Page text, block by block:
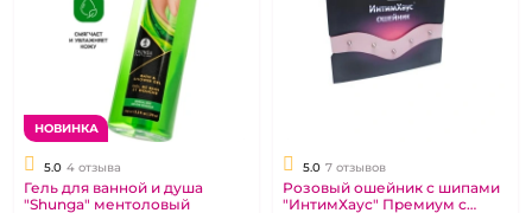
НОВИНКА
5.0 4 отзыва
Гель для ванной и душа
"Shunga" ментоловый
5.0 7 отзывов
Розовый ошейник с шипами
"ИнтимХаус" Премиум с